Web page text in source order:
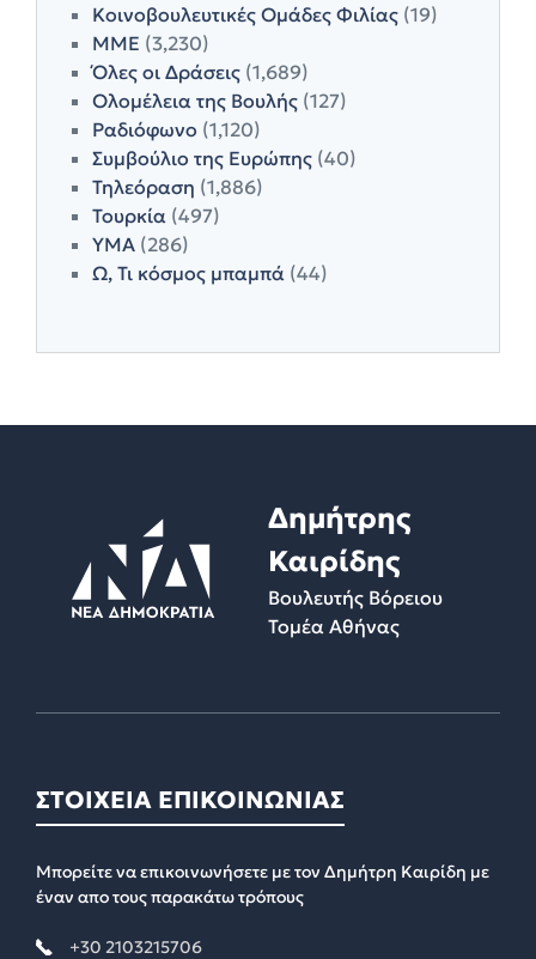
Κοινοβουλευτικές Ομάδες Φιλίας (19)
ΜΜΕ (3,230)
Όλες οι Δράσεις (1,689)
Ολομέλεια της Βουλής (127)
Ραδιόφωνο (1,120)
Συμβούλιο της Ευρώπης (40)
Τηλεόραση (1,886)
Τουρκία (497)
ΥΜΑ (286)
Ω, Τι κόσμος μπαμπά (44)
Δημήτρης
Καιρίδης
Βουλευτής Βόρειου
Τομέα Αθήνας
ΣΤΟΙΧΕΙΑ ΕΠΙΚΟΙΝΩΝΙΑΣ
Μπορείτε να επικοινωνήσετε με τον Δημήτρη Καιρίδη με
έναν απο τους παρακάτω τρόπους
+30 2103215706